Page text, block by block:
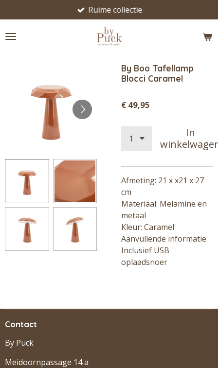
direct
naar
Ruime collectie
By Boo Tafellamp
Blocci Caramel
€ 49,95
In
Afmeting: 21 x x21 x 27
cm
Materiaal: Melamine en
metaal
Kleur: Caramel
Aanvullende informatie:
Inclusief USB
oplaadsnoer
Contact
By Puck
Meidoornpassage 14 a